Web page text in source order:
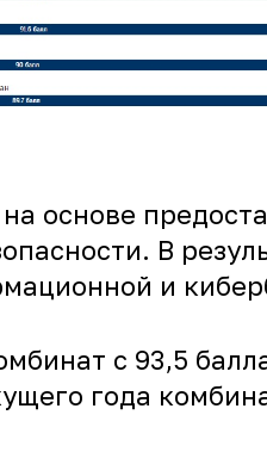
основе
В
и
с 93,5
года